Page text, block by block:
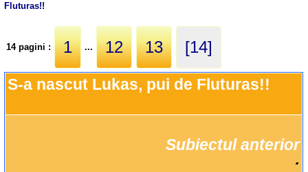
Fluturas!!
14 pagini : 1 ... 12 13 [14]
S-a nascut Lukas, pui de Fluturas!!
Subiectul anterior